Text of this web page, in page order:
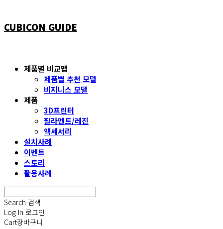
CUBICON GUIDE
제품별 비교맵
제품별 추천 모델
비지니스 모델
제품
3D프린터
필라멘트/레진
액세서리
설치사례
이벤트
스토리
활용사례
Search 검색
Log In 로그인
Cart장바구니